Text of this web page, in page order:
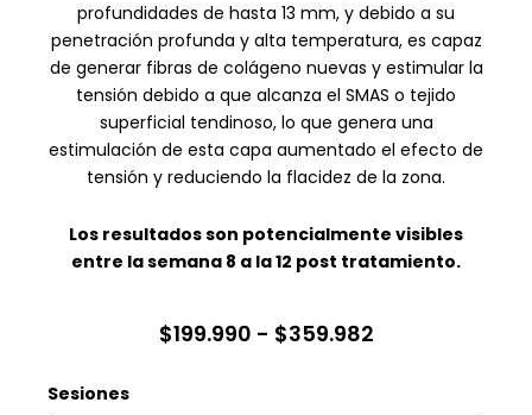
profundidades de hasta 13 mm, y debido a su
penetración profunda y alta temperatura, es capaz
de generar fibras de colágeno nuevas y estimular la
tensión debido a que alcanza el SMAS o tejido
superficial tendinoso, lo que genera una
estimulación de esta capa aumentado el efecto de
tensión y reduciendo la flacidez de la zona.
Los resultados son potencialmente visibles
entre la semana 8 a la 12 post tratamiento.
$199.990 - $359.982Rango
Sesiones
HIFU